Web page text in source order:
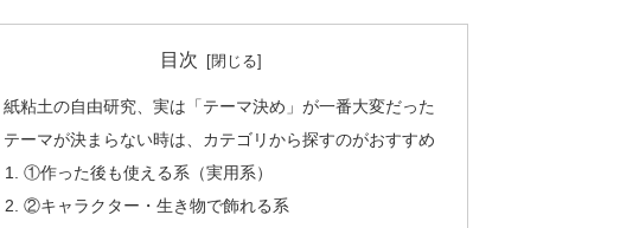
でテーマが決まらない時に、どう探せばいいのかのコツを紹介します。
目次